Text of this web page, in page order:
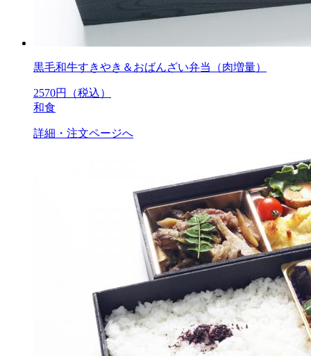
黒毛和牛すきやき＆おばんざい弁当（肉増量）
2570円（税込）
和食
詳細・注文ページへ